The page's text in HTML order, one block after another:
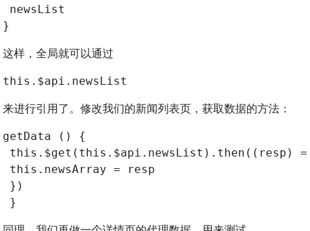
newsList
}
这样，全局就可以通过
this.$api.newsList
来进行引用了。修改我们的新闻列表页，获取数据的方法：
getData () {
this.$get(this.$api.newsList).then((resp)
this.newsArray = resp
})
}